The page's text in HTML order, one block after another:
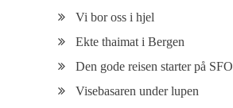
Vi bor oss i hjel
Ekte thaimat i Bergen
Den gode reisen starter på SFO
Visebasaren under lupen